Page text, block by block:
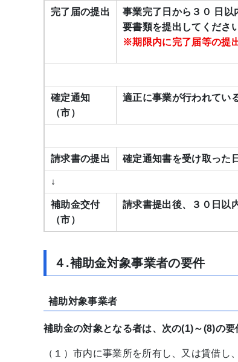
完了届の提出
事業完了日から３０ 日
要書類を提出してください
※期限内に完了届等の提
確定通知
（市）
適正に事業が行われてい
請求書の提出 確定通知書を受け取った
↓
補助金交付
（市）
請求書提出後、３０日以
４.補助金対象事業者の要件
補助対象事業者
補助金の対象となる者は、次の(1)～(8)の要
（１）市内に事業所を所有し、又は賃借